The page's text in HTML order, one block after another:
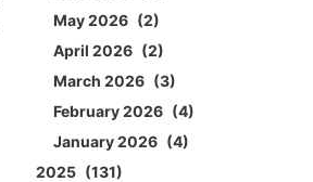
May 2026
2
April 2026
2
March 2026
3
February 2026
4
January 2026
4
2025
131